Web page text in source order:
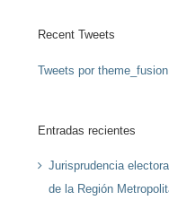
Recent Tweets
Tweets por theme_fusion
Entradas recientes
Jurisprudencia
de la Región